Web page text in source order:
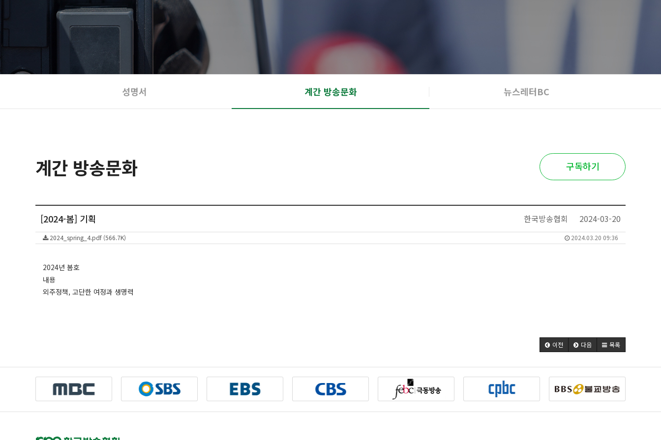
성명서 계간 방송문화 뉴스레터BC
계간 방송문화 구독하기
[2024-봄] 기획 한국방송협회 2024-03-20
2024.03.20 09:36
2024_spring_4.pdf (566.7K)
2024년 봄호
내용
외주정책, 고단한 여정과 생명력
이전 다음 목록